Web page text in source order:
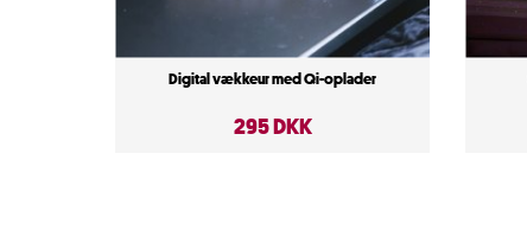
Digital vækkeur med Qi-oplader
295 DKK